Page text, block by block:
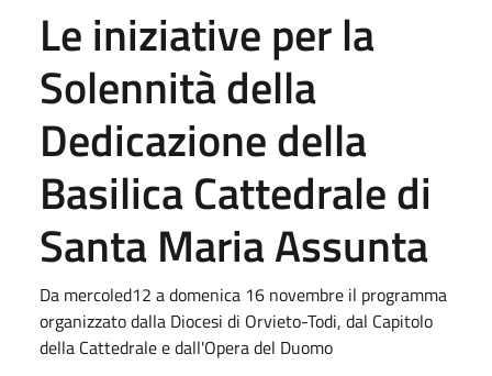
Le iniziative per la
Solennità della
Dedicazione della
Basilica Cattedrale di
Santa Maria Assunta
Da mercoled12 a domenica 16 novembre il programma
organizzato dalla Diocesi di Orvieto-Todi, dal Capitolo
della Cattedrale e dall'Opera del Duomo